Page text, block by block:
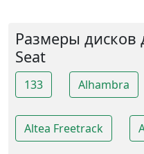
Размеры дисков
Seat
133 Alhambra
Altea Freetrack